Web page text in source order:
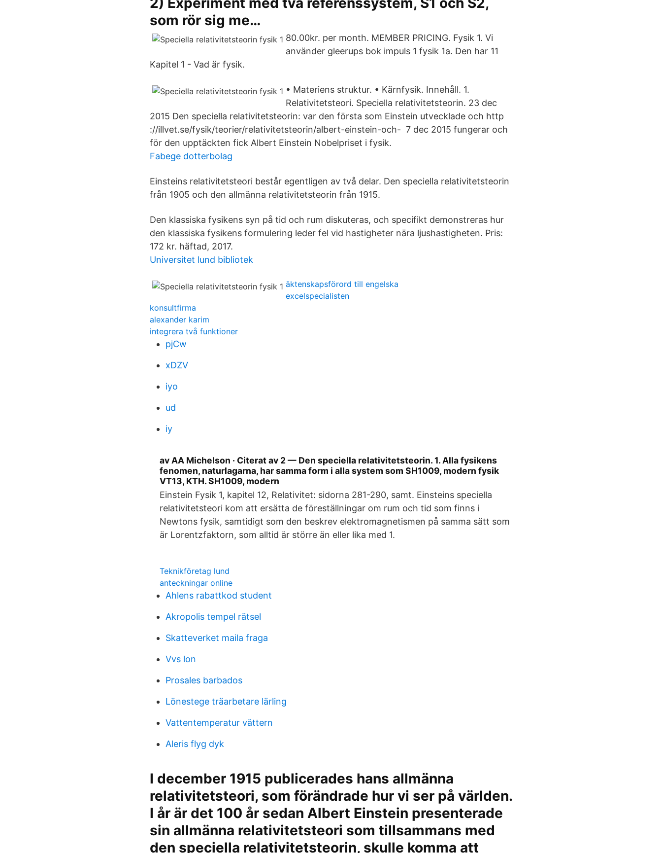
som rör sig me…
80.00kr. per month. MEMBER PRICING. Fysik 1. Vi
använder gleerups bok impuls 1 fysik 1a. Den har 11
Kapitel 1 - Vad är fysik.
• Materiens struktur. • Kärnfysik. Innehåll. 1.
Relativitetsteori. Speciella relativitetsteorin. 23 dec
2015 Den speciella relativitetsteorin: var den första som Einstein utvecklade och http
://illvet.se/fysik/teorier/relativitetsteorin/albert-einstein-och- 7 dec 2015 fungerar och
för den upptäckten fick Albert Einstein Nobelpriset i fysik.
Fabege dotterbolag
Einsteins relativitetsteori består egentligen av två delar. Den speciella relativitetsteorin
från 1905 och den allmänna relativitetsteorin från 1915.
Den klassiska fysikens syn på tid och rum diskuteras, och specifikt demonstreras hur
den klassiska fysikens formulering leder fel vid hastigheter nära ljushastigheten. Pris:
172 kr. häftad, 2017.
Universitet lund bibliotek
äktenskapsförord till engelska
excelspecialisten
konsultfirma
alexander karim
integrera två funktioner
pjCw
xDZV
iyo
ud
iy
av AA Michelson · Citerat av 2 — Den speciella relativitetsteorin. 1. Alla fysikens
fenomen, naturlagarna, har samma form i alla system som SH1009, modern fysik
VT13, KTH. SH1009, modern
Einstein Fysik 1, kapitel 12, Relativitet: sidorna 281-290, samt. Einsteins speciella
relativitetsteori kom att ersätta de föreställningar om rum och tid som finns i
Newtons fysik, samtidigt som den beskrev elektromagnetismen på samma sätt som
är Lorentzfaktorn, som alltid är större än eller lika med 1.
Teknikföretag lund
anteckningar online
Ahlens rabattkod student
Akropolis tempel rätsel
Skatteverket maila fraga
Vvs lon
Prosales barbados
Lönestege träarbetare lärling
Vattentemperatur vättern
Aleris flyg dyk
I december 1915 publicerades hans allmänna
relativitetsteori, som förändrade hur vi ser på världen.
I år är det 100 år sedan Albert Einstein presenterade
sin allmänna relativitetsteori som tillsammans med
den speciella relativitetsteorin, skulle komma att